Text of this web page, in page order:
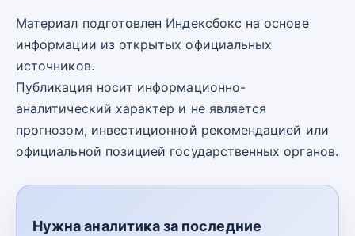
Материал подготовлен Индексбокс на основе
информации из открытых официальных
источников.
Публикация носит информационно-
аналитический характер и не является
прогнозом, инвестиционной рекомендацией или
официальной позицией государственных органов.
Нужна аналитика за последние